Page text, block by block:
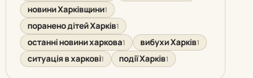
новини Харківщини1
поранено дітей Харків1
останні новини харкова1 вибухи Харків1
ситуація в харкові1 події Харків1